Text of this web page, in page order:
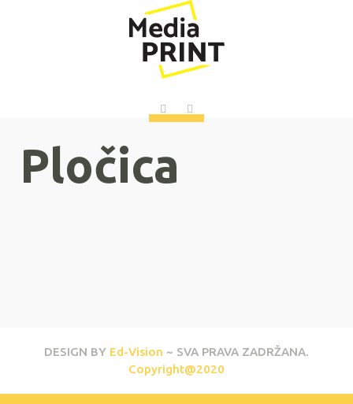
Pločica
DESIGN BY Ed-Vision ~ SVA PRAVA ZADRŽANA.
Copyright@2020